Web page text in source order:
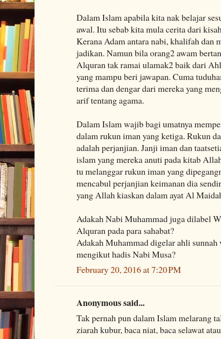
Dalam Islam apabila kita nak belajar
awal. Itu sebab kita mula cerita dari
Kerana Adam antara nabi, khalifah dan
jadikan. Namun bila orang2 awam
Alquran tak ramai ulamak2 baik dari
yang mampu beri jawapan. Cuma
terima dan dengar dari mereka yang
arif tentang agama.
Dalam Islam wajib bagi umatnya
dalam rukun iman yang ketiga. Rukun
adalah perjanjian. Janji iman dan
islam yang mereka anuti pada kitab
tu melanggar rukun iman yang
mencabul perjanjian keimanan dia
yang Allah kiaskan dalam ayat Al
Adakah Nabi Muhammad juga dilabel
Alquran pada para sahabat?
Adakah Muhammad digelar ahli
mengikut hadis Nabi Musa?
February 20, 2016 at 7:20 PM
Anonymous said...
Tak pernah pun dalam Islam melarang
ziarah kubur, baca niat, baca selawat